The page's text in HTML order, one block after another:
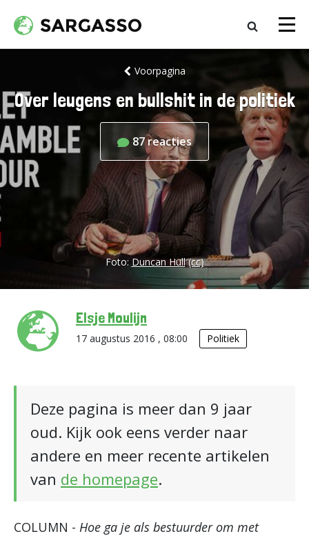
Voorpagina
Over leugens en bullshit in de politiek
87reacties
Foto: Duncan Hull (cc)
Elsje Moulijn
17 augustus 2016 , 08:00 Politiek
Deze pagina is meer dan 9 jaar
oud. Kijk ook eens verder naar
andere en meer recente artikelen
van de homepage.
COLUMN - Hoe ga je als bestuurder om met